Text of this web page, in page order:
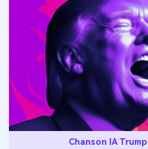
Chanson IA Trump